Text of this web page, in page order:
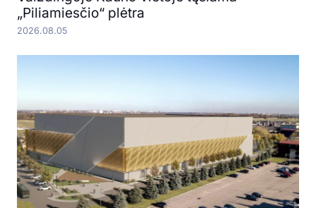
„Piliamiesčio“ plėtra
2026.08.05